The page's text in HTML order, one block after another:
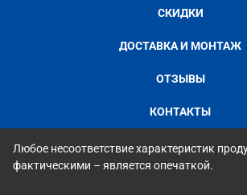
СКИДКИ
ДОСТАВКА И МОНТАЖ
ОТЗЫВЫ
КОНТАКТЫ
Любое несоответствие характеристик
фактическими – является опечаткой.